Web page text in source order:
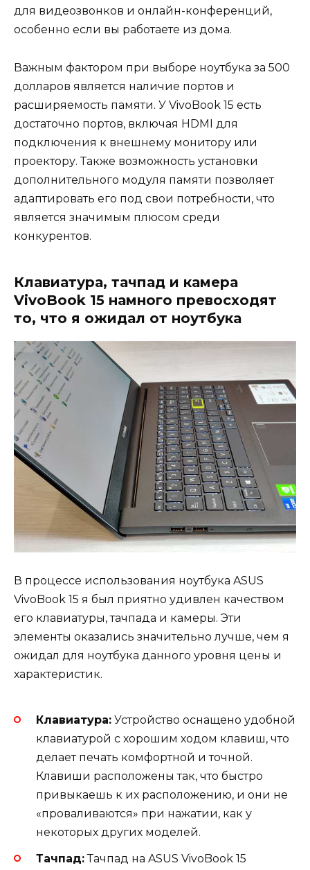
для видеозвонков и онлайн-конференций,
особенно если вы работаете из дома.
Важным фактором при выборе ноутбука за 500
долларов является наличие портов и
расширяемость памяти. У VivoBook 15 есть
достаточно портов, включая HDMI для
подключения к внешнему монитору или
проектору. Также возможность установки
дополнительного модуля памяти позволяет
адаптировать его под свои потребности, что
является значимым плюсом среди
конкурентов.
Клавиатура, тачпад и камера
VivoBook 15 намного превосходят
то, что я ожидал от ноутбука
В процессе использования ноутбука ASUS
VivoBook 15 я был приятно удивлен качеством
его клавиатуры, тачпада и камеры. Эти
элементы оказались значительно лучше, чем я
ожидал для ноутбука данного уровня цены и
характеристик.
Клавиатура: Устройство оснащено удобной
клавиатурой с хорошим ходом клавиш, что
делает печать комфортной и точной.
Клавиши расположены так, что быстро
привыкаешь к их расположению, и они не
«проваливаются» при нажатии, как у
некоторых других моделей.
Тачпад:Тачпад на ASUS VivoBook 15